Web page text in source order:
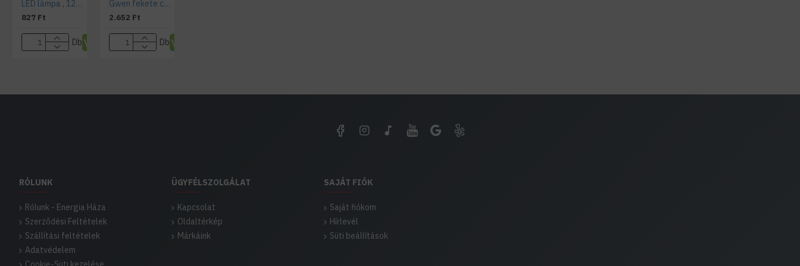
LED lámpa , 12V DC , MR16 , G5.3 foglalat , 5 Watt , hideg fehér
827 Ft
Db
Gwen fekete csiszolt billenő spotkeret, kör alakú
2.652 Ft
Db
RÓLUNK
Rólunk - Energia Háza
Szerződési Feltételek
Szállítási feltételek
Adatvédelem
ÜGYFÉLSZOLGÁLAT
Kapcsolat
Oldaltérkép
Márkáink
SAJÁT FIÓK
Saját fiókom
Hírlevél
Süti beállítások